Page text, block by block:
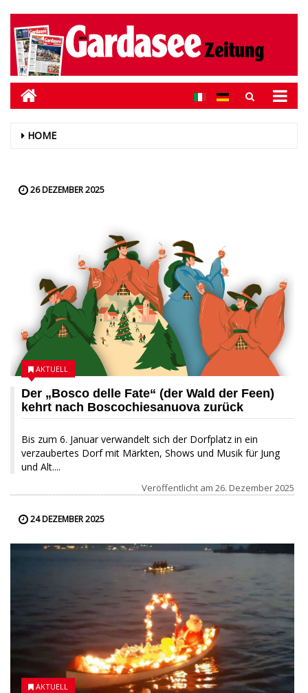
HOME
26 DEZEMBER 2025
Der „Bosco delle Fate“ (der Wald der Feen)
kehrt nach Boscochiesanuova zurück
Bis zum 6. Januar verwandelt sich der Dorfplatz in ein
verzaubertes Dorf mit Märkten, Shows und Musik für Jung
und Alt....
AKTUELL
Veröffentlicht am 26. Dezember 2025
24 DEZEMBER 2025
AKTUELL